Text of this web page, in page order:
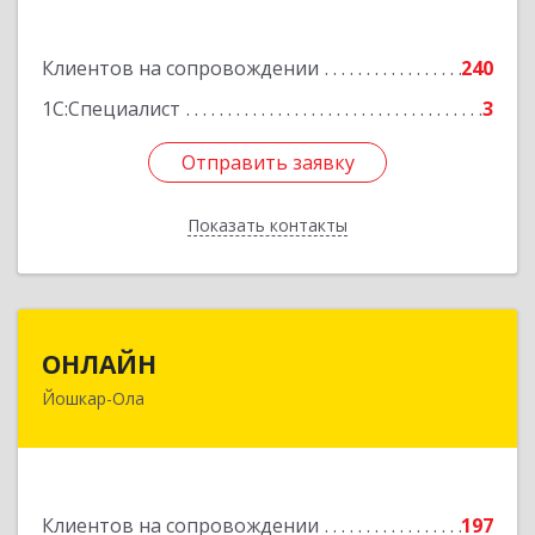
Клиентов на сопровождении
240
1С:Специалист
3
Отправить заявку
Показать контакты
Отправить заявку
Назад
ОНЛАЙН
Йошкар-Ола
Клиентов на сопровождении 197
424000, Марий Эл Респ, Йошкар-Ола г,